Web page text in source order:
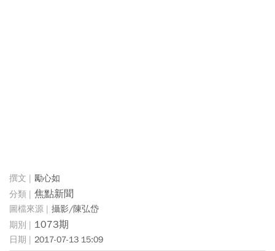
勵心如
焦點新聞
攝影/陳弘岱
1073期
2017-07-13 15:09